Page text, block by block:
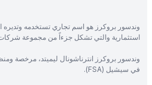
وندسور بروكرز هو اسم تجاري تستخدمه
استثمارية والتي تشكل جزءاً من مجموعة
وندسور بروكرز انترناشونال ليميتد، مرخصة
في سيشيل (FSA).